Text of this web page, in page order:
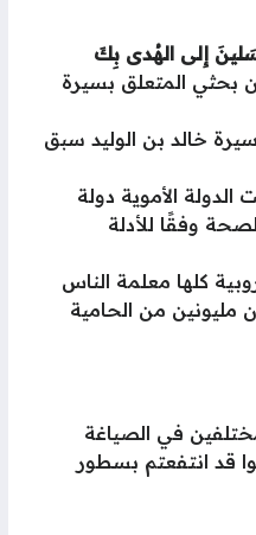
إِلى الهُدى بِكَ
بحثي المتعلق بسيرة
خالد بن الوليد سبق
الأموية دولة
وفقًا للأدلة
كلها معلمة الناس
من الحامية
في الصياغة
قد انتفعتم بسطور